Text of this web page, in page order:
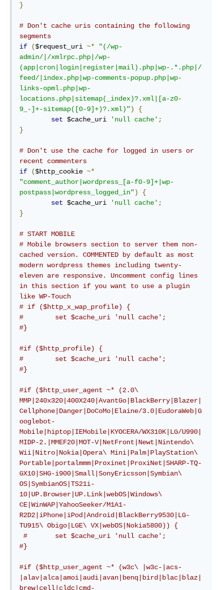
}
# Don't cache uris containing the following
segments
if
($request_uri ~*
"(/wp-
admin/|/xmlrpc.php|/wp-
(app|cron|login|register|mail).php|wp-.*.php|/
feed/|index.php|wp-comments-popup.php|wp-
links-opml.php|wp-
locations.php|sitemap(_index)?.xml|[a-z0-
9_-]+-sitemap([0-9]+)?.xml)")
{
set $cache_uri 'null cache' ;
}
# Don't use the cache for logged in users or
recent commenters
if
($http_cookie ~*
"comment_author|wordpress_[a-f0-9]+|wp-
postpass|wordpress_logged_in")
{
set $cache_uri 'null cache' ;
}
# START MOBILE
# Mobile browsers section to server them non-
cached version. COMMENTED by default as most
modern wordpress themes including twenty-
eleven are responsive. Uncomment config lines
in this section if you want to use a plugin
like WP-Touch
# if ($http_x_wap_profile) {
#        set $cache_uri 'null cache';
#}
#if ($http_profile) {
#        set $cache_uri 'null cache';
#}
#if ($http_user_agent ~* (2.0\
MMP|240x320|400X240|AvantGo|BlackBerry|Blazer|
Cellphone|Danger|DoCoMo|Elaine/3.0|EudoraWeb|G
ooglebot-
Mobile|hiptop|IEMobile|KYOCERA/WX310K|LG/U990|
MIDP-2.|MMEF20|MOT-V|NetFront|Newt|Nintendo\
Wii|Nitro|Nokia|Opera\ Mini|Palm|PlayStation\
Portable|portalmmm|Proxinet|ProxiNet|SHARP-TQ-
GX10|SHG-i900|Small|SonyEricsson|Symbian\
OS|SymbianOS|TS21i-
10|UP.Browser|UP.Link|webOS|Windows\
CE|WinWAP|YahooSeeker/M1A1-
R2D2|iPhone|iPod|Android|BlackBerry9530|LG-
TU915\ Obigo|LGE\ VX|webOS|Nokia5800)) {
#       set $cache_uri 'null cache';
#}
#if ($http_user_agent ~* (w3c\ |w3c-|acs-
|alav|alca|amoi|audi|avan|benq|bird|blac|blaz|
brew|cell|cldc|cmd-